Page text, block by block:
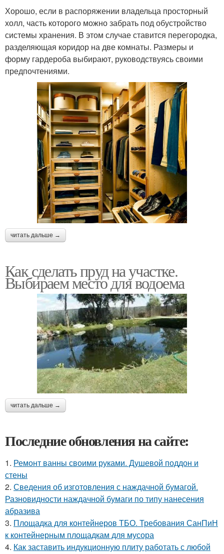
Хорошо, если в распоряжении владельца просторный
холл, часть которого можно забрать под обустройство
системы хранения. В этом случае ставится перегородка,
разделяющая коридор на две комнаты. Размеры и
форму гардероба выбирают, руководствуясь своими
предпочтениями.
читать дальше →
Как сделать пруд на участке.
Выбираем место для водоема
читать дальше →
Последние обновления на сайте:
1. Ремонт ванны своими руками. Душевой поддон и
стены
2. Сведения об изготовления с наждачной бумагой.
Разновидности наждачной бумаги по типу нанесения
абразива
3. Площадка для контейнеров ТБО. Требования СанПиН
к контейнерным площадкам для мусора
4. Как заставить индукционную плиту работать с любой